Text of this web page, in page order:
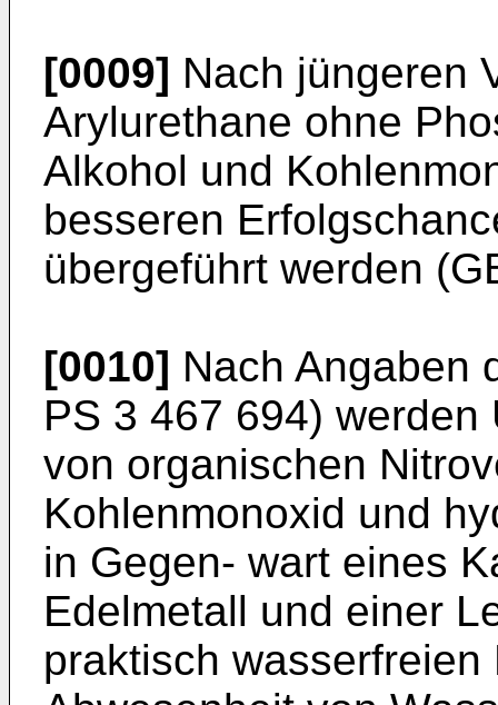
[0009] Nach jüngeren
Arylurethane ohne
Alkohol und
besseren
übergeführt werden
[0010] Nach Angaben
PS 3 467 694)
von organischen
Kohlenmonoxid und
in Gegen- wart eines
Edelmetall und einer
praktisch